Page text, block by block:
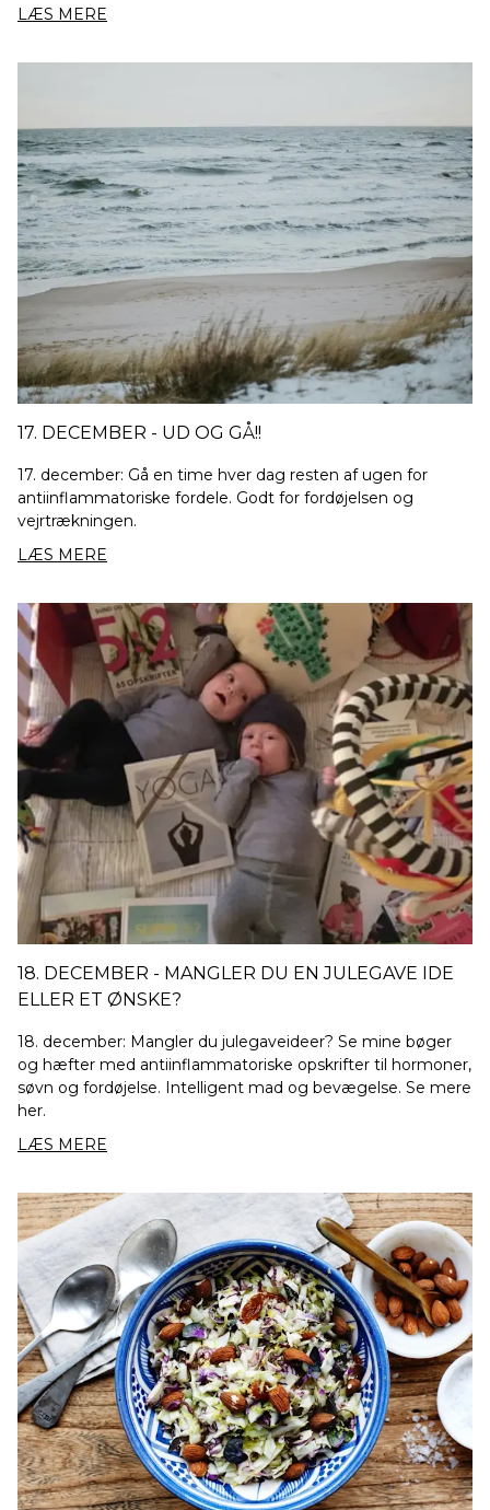
LÆS MERE
17. DECEMBER - UD OG GÅ!!
17. december: Gå en time hver dag resten af ugen for
antiinflammatoriske fordele. Godt for fordøjelsen og
vejrtrækningen.
LÆS MERE
18. DECEMBER - MANGLER DU EN JULEGAVE IDE
ELLER ET ØNSKE?
18. december: Mangler du julegaveideer? Se mine bøger
og hæfter med antiinflammatoriske opskrifter til hormoner,
søvn og fordøjelse. Intelligent mad og bevægelse. Se mere
her.
LÆS MERE